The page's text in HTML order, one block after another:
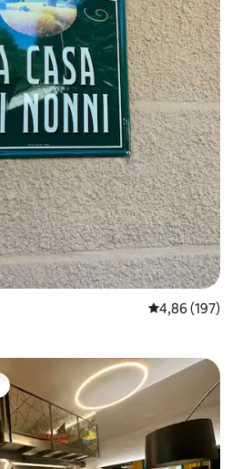
Classificação
4,86 (197)